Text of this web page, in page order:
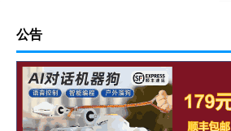
公告